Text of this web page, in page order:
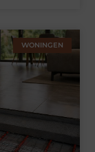
WONINGEN